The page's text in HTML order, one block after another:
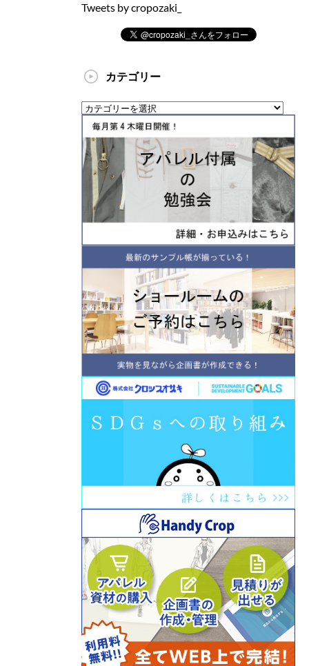
Tweets by cropozaki_
カテゴリー